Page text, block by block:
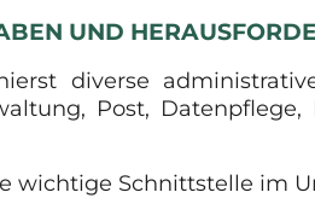
UND
diverse
Post,
wichtige Schnittstelle im